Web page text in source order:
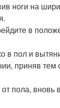
ноги на
в
в пол и
приняв
пола, вновь